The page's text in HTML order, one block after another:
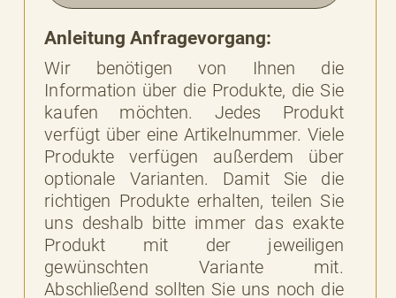
Anleitung Anfragevorgang:
Wir benötigen von Ihnen die
Information über die Produkte, die Sie
kaufen möchten. Jedes Produkt
verfügt über eine Artikelnummer. Viele
Produkte verfügen außerdem über
optionale Varianten. Damit Sie die
richtigen Produkte erhalten, teilen Sie
uns deshalb bitte immer das exakte
Produkt mit der jeweiligen
gewünschten Variante mit.
Abschließend sollten Sie uns noch die